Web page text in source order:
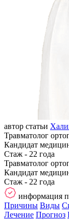
автор статьи
Травматолог
Кандидат
Стаж - 22 года
Травматолог
Кандидат
Стаж - 22 года
информация
Причины Виды
Лечение Прогноз